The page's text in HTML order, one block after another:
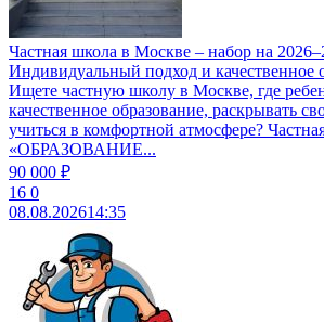
Частная школа в Москве – набор на
Индивидуальный подход и качественное
Ищете частную школу в Москве, где
качественное образование, раскрывать
учиться в комфортной атмосфере?
«ОБРАЗОВАНИЕ...
90 000 ₽
16 0
08.08.202614:35